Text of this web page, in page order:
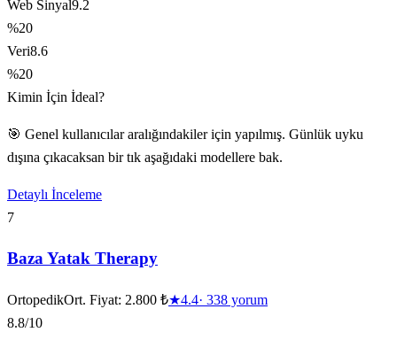
Web Sinyal9.2
%20
Veri8.6
%20
Kimin İçin İdeal?
🎯 Genel kullanıcılar aralığındakiler için yapılmış. Günlük uyku
dışına çıkacaksan bir tık aşağıdaki modellere bak.
Detaylı İnceleme
7
Baza Yatak Therapy
OrtopedikOrt. Fiyat: 2.800 ₺★4.4· 338 yorum
8.8/10